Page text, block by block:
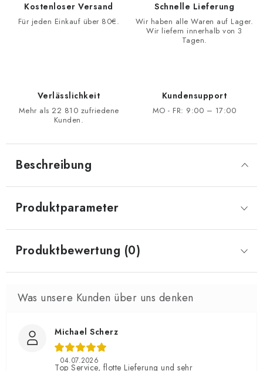
Kostenloser Versand
Für jeden Einkauf über 80€.
Schnelle Lieferung
Wir haben alle Waren auf Lager.
Wir liefern innerhalb von 3
Tagen.
Verlässlichkeit
Mehr als 22 810 zufriedene
Kunden.
Kundensupport
MO - FR: 9:00 – 17:00
Beschreibung
Produktparameter
Produktbewertung (0)
Michael Scherz
04.07.2026
Top Service, flotte Lieferung und sehr